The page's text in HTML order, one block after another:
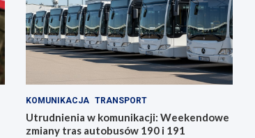
KOMUNIKACJA TRANSPORT
Utrudnienia w komunikacji: Weekendowe
zmiany tras autobusów 190 i 191